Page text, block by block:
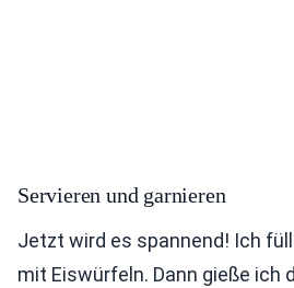
Servieren und garnieren
Jetzt wird es spannend! Ich
mit Eiswürfeln. Dann gieße ich